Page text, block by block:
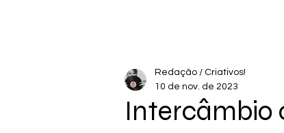
Intercâmbio
Redação / Criativos!
10 de nov. de 2023